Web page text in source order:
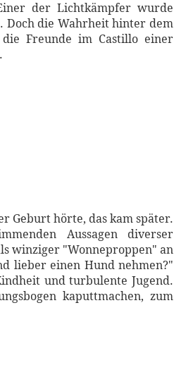
der Lichtkämpfer wurde
Doch die Wahrheit hinter dem
Freunde im Castillo einer
Geburt hörte, das kam später.
Aussagen diverser
winziger "Wonneproppen" an
lieber einen Hund nehmen?"
und turbulente Jugend.
kaputtmachen, zum